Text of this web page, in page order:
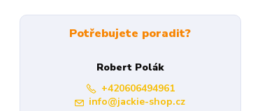
Potřebujete poradit?
Robert Polák
+420606494961
info@jackie-shop.cz